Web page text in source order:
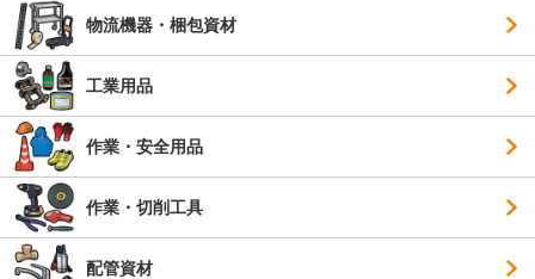
物流機器・梱包資材
工業用品
作業・安全用品
作業・切削工具
配管資材